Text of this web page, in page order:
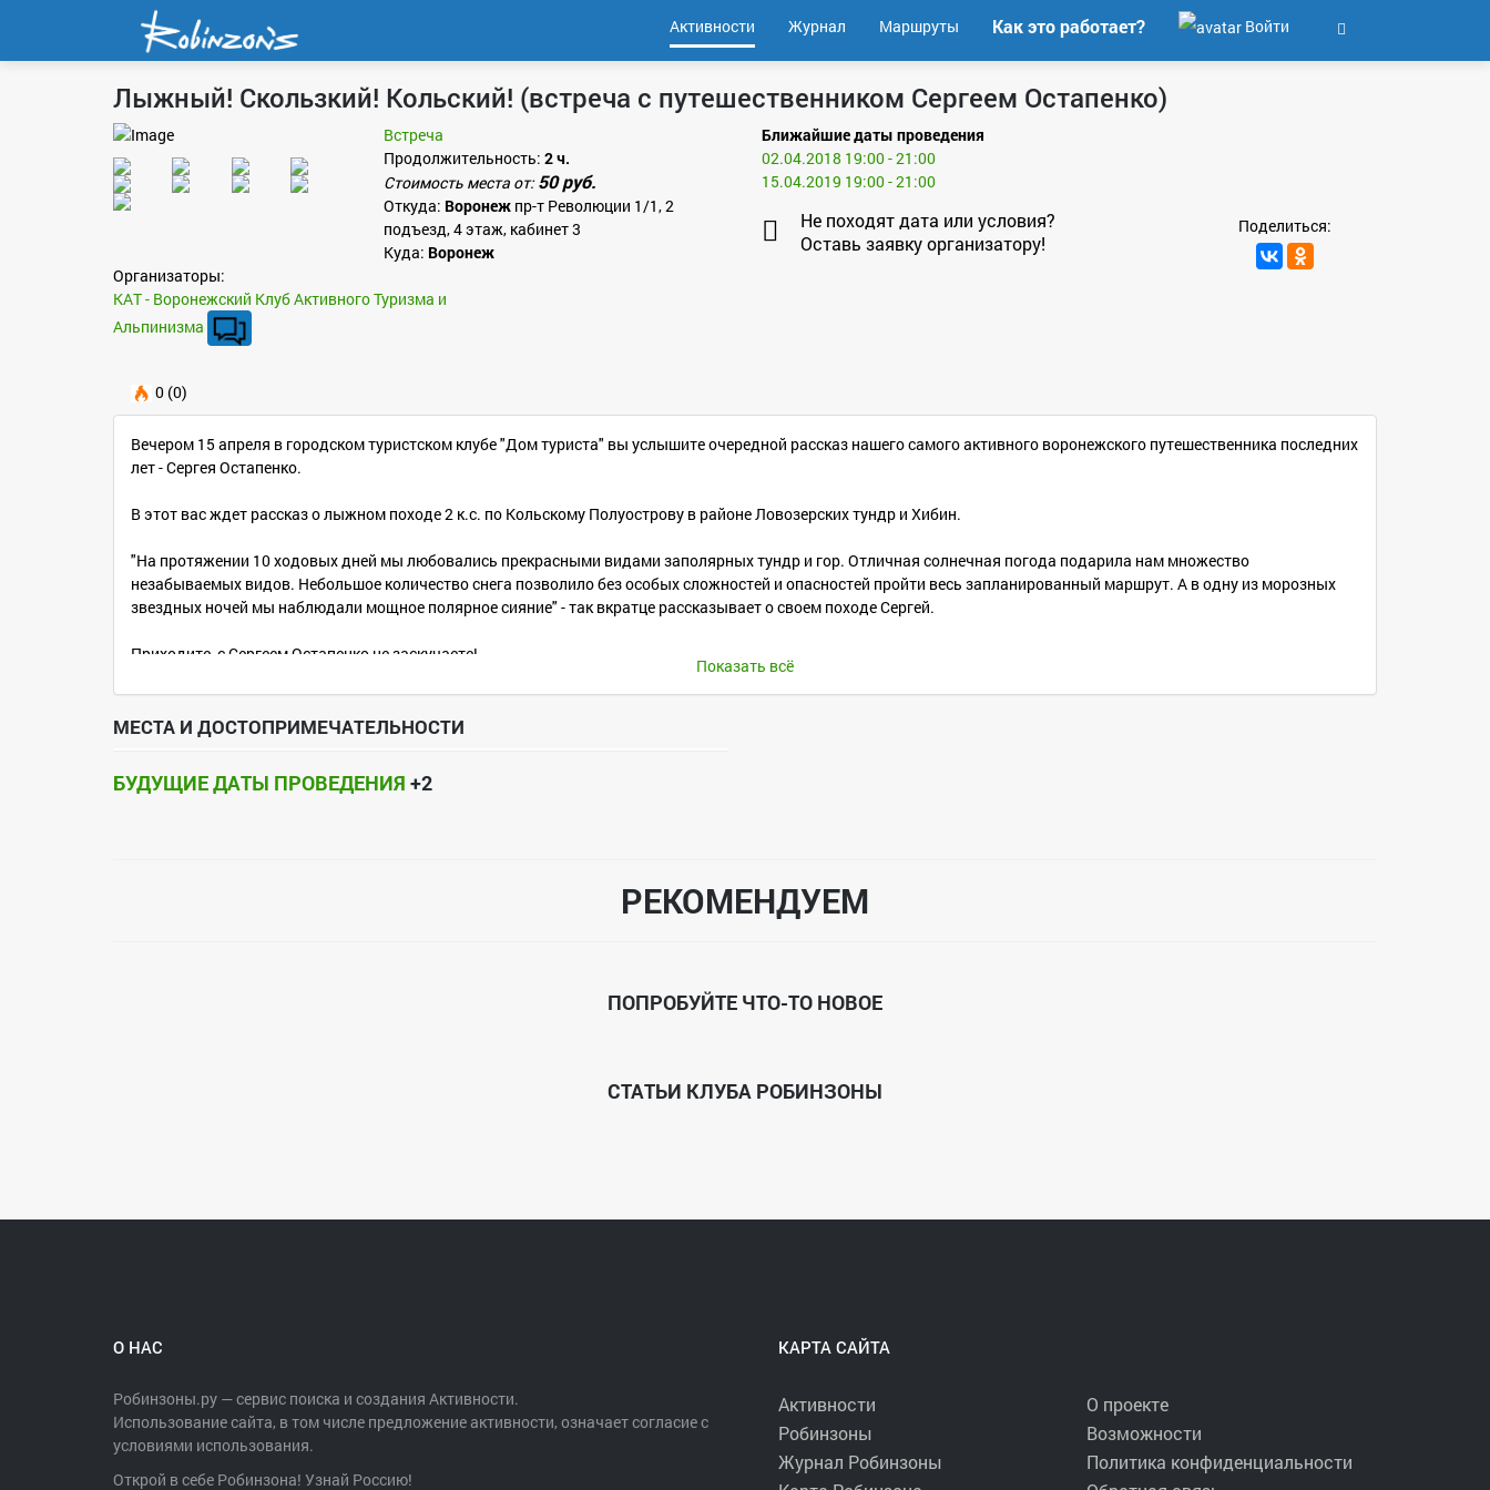
Активности Журнал Маршруты Как это работает? Войти
Лыжный! Скользкий! Кольский! (встреча с путешественником Сергеем Остапенко)
Встреча
Продолжительность: 2 ч.
Стоимость места от: 50 руб.
Откуда: Воронежпр-т Революции 1/1, 2
подъезд, 4 этаж, кабинет 3
Куда: Воронеж
Организаторы:
КАТ - Воронежский Клуб Активного Туризма и
Альпинизма
0 (0)
Ближайшие даты проведения
02.04.2018 19:00 - 21:00
15.04.2019 19:00 - 21:00
Не походят дата или условия?
Оставь заявку организатору!
Поделиться:
Вечером 15 апреля в городском туристском клубе "Дом туриста" вы услышите очередной рассказ нашего самого активного воронежского путешественника последних
лет - Сергея Остапенко.
В этот вас ждет рассказ о лыжном походе 2 к.с. по Кольскому Полуострову в районе Ловозерских тундр и Хибин.
"На протяжении 10 ходовых дней мы любовались прекрасными видами заполярных тундр и гор. Отличная солнечная погода подарила нам множество
незабываемых видов. Небольшое количество снега позволило без особых сложностей и опасностей пройти весь запланированный маршрут. А в одну из морозных
звездных ночей мы наблюдали мощное полярное сияние" - так вкратце рассказывает о своем походе Сергей.
Приходите, с Сергеем Остапенко не заскучаете!
Адрес: г. Воронеж, ул. 20 лет ВЛКСМ, дом 45. Дом Туриста.
Клубный сбор - 50 руб. или вкусняшки к чаю.
Показать всё
МЕСТА И ДОСТОПРИМЕЧАТЕЛЬНОСТИ
БУДУЩИЕ ДАТЫ ПРОВЕДЕНИЯ +2
РЕКОМЕНДУЕМ
ПОПРОБУЙТЕ ЧТО-ТО НОВОЕ
СТАТЬИ КЛУБА РОБИНЗОНЫ
О НАС
Робинзоны.ру — сервис поиска и создания Активности.
Использование сайта, в том числе предложение активности, означает согласие с
условиями использования.
Открой в себе Робинзона! Узнай Россию!
КАРТА САЙТА
Активности
Робинзоны
Журнал Робинзоны
О проекте
Возможности
Политика конфиденциальности